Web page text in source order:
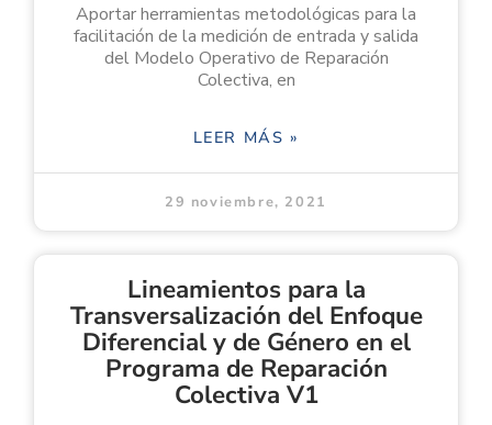
Aportar herramientas metodológicas para la
facilitación de la medición de entrada y salida
del Modelo Operativo de Reparación
Colectiva, en
LEER MÁS »
29 noviembre, 2021
Lineamientos para la
Transversalización del Enfoque
Diferencial y de Género en el
Programa de Reparación
Colectiva V1